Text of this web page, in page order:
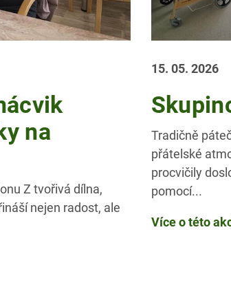
na
Z tvořivá dílna,
nejen radost, ale
15. 05. 2026
Tradičně
přátelské
procvičily
pomocí...
Více o této